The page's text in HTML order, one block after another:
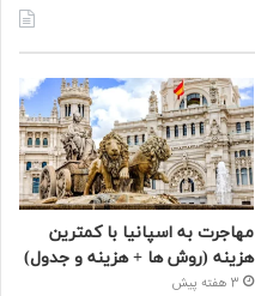
مهاجرت به اسپانیا با کمترین
هزینه (روش ها + هزینه و جدول)
3 هفته پیش